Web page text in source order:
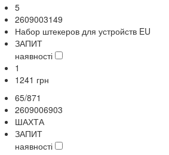
5
2609003149
Набор штекеров для устройств EU
ЗАПИТ
наявності
1
1241 грн
65/871
2609006903
ШАХТА
ЗАПИТ
наявності